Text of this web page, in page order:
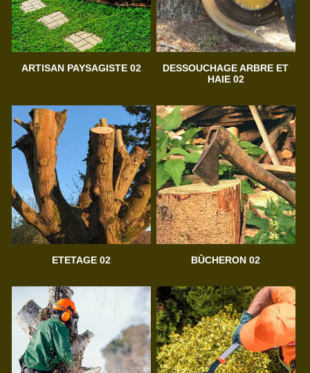
ARTISAN PAYSAGISTE 02
DESSOUCHAGE ARBRE ET
HAIE 02
ETETAGE 02 BÛCHERON 02